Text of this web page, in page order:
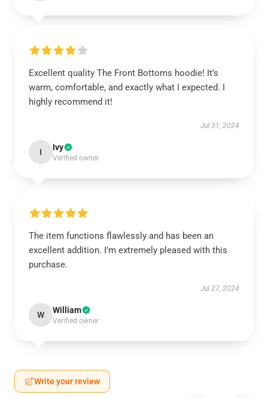
Excellent quality The Front Bottoms hoodie! It’s
warm, comfortable, and exactly what I expected. I
highly recommend it!
Jul 31, 2024
I Ivy
Verified owner
The item functions flawlessly and has been an
excellent addition. I’m extremely pleased with this
purchase.
Jul 27, 2024
W William
Verified owner
Write your review